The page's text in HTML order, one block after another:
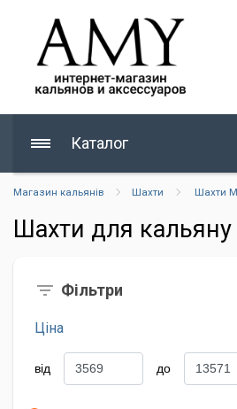
Каталог
Магазин кальянів Шахти Шахти
Шахти для кальяну
Фільтри
Ціна
від до